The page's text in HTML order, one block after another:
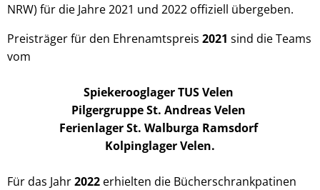
NRW) für die Jahre 2021 und 2022 offiziell übergeben.
Preisträger für den Ehrenamtspreis 2021 sind die Teams
vom
Spiekerooglager TUS Velen
Pilgergruppe St. Andreas Velen
Ferienlager St. Walburga Ramsdorf
Kolpinglager Velen.
Für das Jahr2022 erhielten die Bücherschrankpatinen